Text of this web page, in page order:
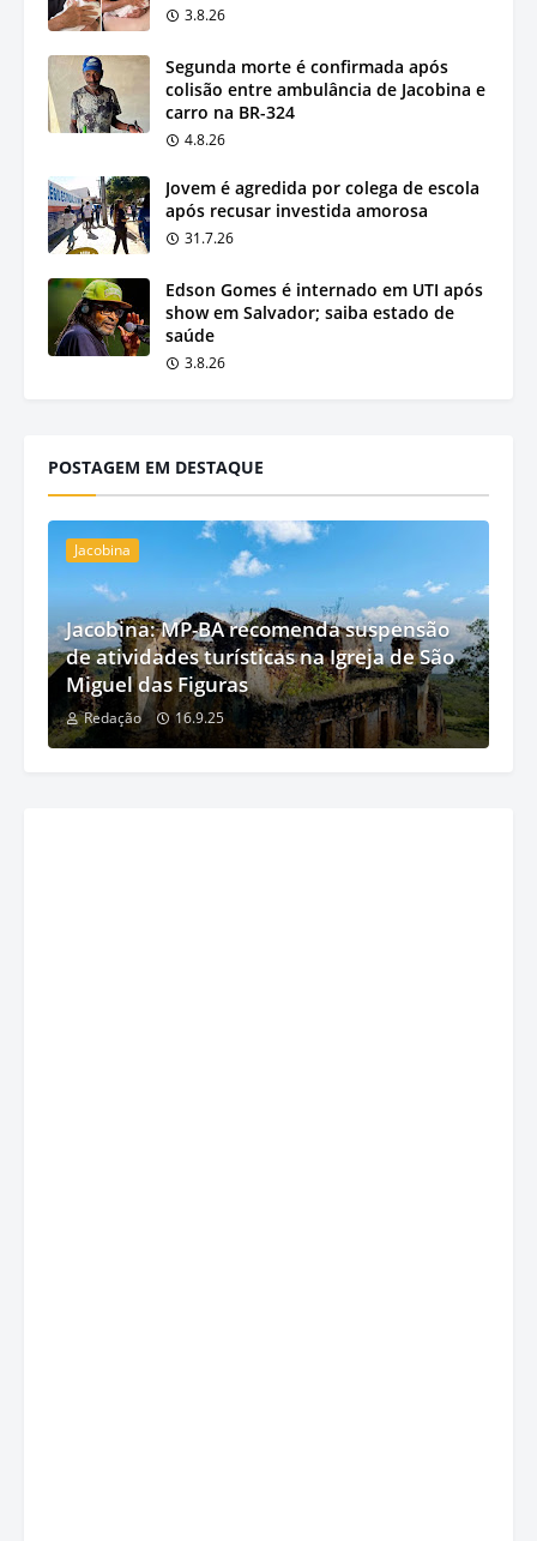
3.8.26
Segunda morte é confirmada após
colisão entre ambulância de Jacobina e
carro na BR-324
4.8.26
Jovem é agredida por colega de escola
após recusar investida amorosa
31.7.26
Edson Gomes é internado em UTI após
show em Salvador; saiba estado de
saúde
3.8.26
POSTAGEM EM DESTAQUE
Jacobina
Jacobina: MP-BA recomenda suspensão
de atividades turísticas na Igreja de São
Miguel das Figuras
Redação 16.9.25